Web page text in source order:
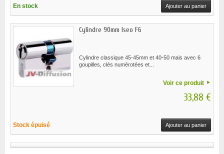
En stock Ajouter au panier
Cylindre 90mm Iseo F6
Cylindre classique 45-45mm et 40-50 mais avec 6
goupilles, clés numérotées et...
Voir ce produit
33,88 €
Stock épuisé Ajouter au panier